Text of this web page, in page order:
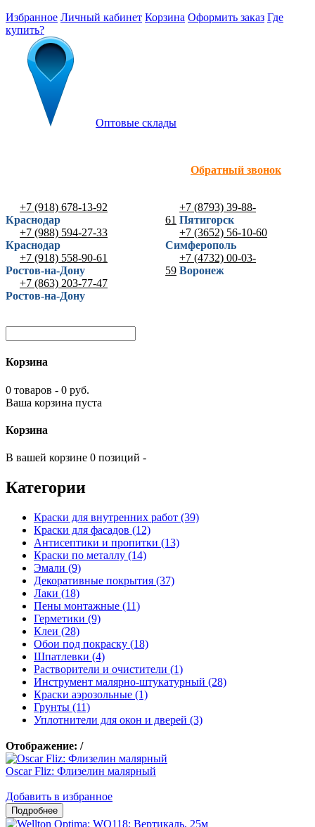
Избранное Личный кабинет Корзина Оформить заказ Где
купить?
Оптовые склады
Обратный звонок
+7 (918) 678-13-92
Краснодар
+7 (988) 594-27-33
Краснодар
+7 (918) 558-90-61
Ростов-на-Дону
+7 (863) 203-77-47
Ростов-на-Дону
+7 (8793) 39-88-
61 Пятигорск
+7 (3652) 56-10-60
Симферополь
+7 (4732) 00-03-
59 Воронеж
Корзина
0 товаров - 0 руб.
Ваша корзина пуста
Корзина
В вашей корзине 0 позиций -
Категории
Краски для внутренних работ (39)
Краски для фасадов (12)
Антисептики и пропитки (13)
Краски по металлу (14)
Эмали (9)
Декоративные покрытия (37)
Лаки (18)
Пены монтажные (11)
Герметики (9)
Клеи (28)
Обои под покраску (18)
Шпатлевки (4)
Растворители и очистители (1)
Инструмент малярно-штукатурный (28)
Краски аэрозольные (1)
Грунты (11)
Уплотнители для окон и дверей (3)
Отображение: /
Oscar Fliz: Флизелин малярный
Добавить в избранное